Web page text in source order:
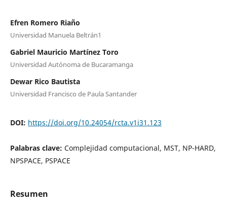
Efren Romero Riaño
Universidad Manuela Beltrán1
Gabriel Mauricio Martínez Toro
Universidad Autónoma de Bucaramanga
Dewar Rico Bautista
Universidad Francisco de Paula Santander
DOI: https://doi.org/10.24054/rcta.v1i31.123
Palabras clave: Complejidad computacional, MST, NP-HARD,
NPSPACE, PSPACE
Resumen